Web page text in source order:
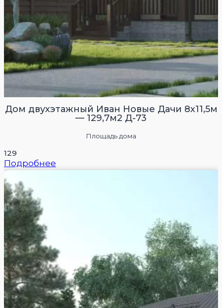
Дом двухэтажный Иван Новые Дачи 8х11,5м
— 129,7м2 Д-73
Площадь дома
129
Подробнее